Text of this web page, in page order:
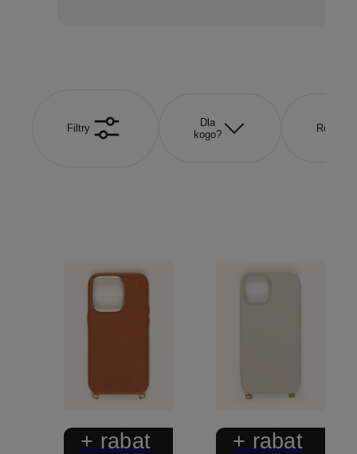
Filtry
Dla
kogo?
Rozmiar
+ rabat
+ rabat